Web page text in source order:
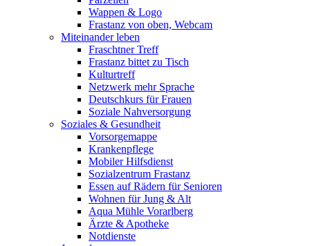
Wappen & Logo
Frastanz von oben, Webcam
Miteinander leben
Fraschtner Treff
Frastanz bittet zu Tisch
Kulturtreff
Netzwerk mehr Sprache
Deutschkurs für Frauen
Soziale Nahversorgung
Soziales & Gesundheit
Vorsorgemappe
Krankenpflege
Mobiler Hilfsdienst
Sozialzentrum Frastanz
Essen auf Rädern für Senioren
Wohnen für Jung & Alt
Aqua Mühle Vorarlberg
Ärzte & Apotheke
Notdienste